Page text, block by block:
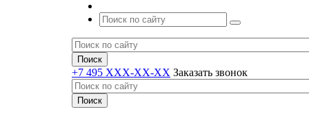
+7 495 XXX-XX-XX Заказать звонок